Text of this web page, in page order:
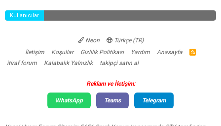
Kullanıcılar
Neon
Türkçe (TR)
İletişim
Koşullar Gizlilik Politikası Yardım Anasayfa
R
itiraf forum Kalabalık Yalnızlık takipçi satın al
Reklam ve İletişim:
WhatsApp Teams Telegram